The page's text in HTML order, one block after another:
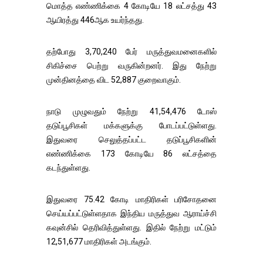
மொத்த எண்ணிக்கை 4 கோடியே 18 லட்சத்து 43
ஆயிரத்து 446ஆக உயர்ந்தது.
தற்போது 3,70,240 பேர் மருத்துவமனைகளில்
சிகிச்சை பெற்று வருகின்றனர். இது நேற்று
முன்தினத்தை விட 52,887 குறைவாகும்.
நாடு முழுவதும் நேற்று 41,54,476 டோஸ்
தடுப்பூசிகள் மக்களுக்கு போடப்பட்டுள்ளது.
இதுவரை செலுத்தப்பட்ட தடுப்பூசிகளின்
எண்ணிக்கை 173 கோடியே 86 லட்சத்தை
கடந்துள்ளது.
இதுவரை 75.42 கோடி மாதிரிகள் பரிசோதனை
செய்யப்பட்டுள்ளதாக இந்திய மருத்துவ ஆராய்ச்சி
கவுன்சில் தெரிவித்துள்ளது. இதில் நேற்று மட்டும்
12,51,677 மாதிரிகள் அடங்கும்.